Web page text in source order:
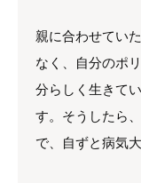
親に合わせてい
なく、自分のポ
分らしく生きて
す。そうしたら
で、自ずと病気